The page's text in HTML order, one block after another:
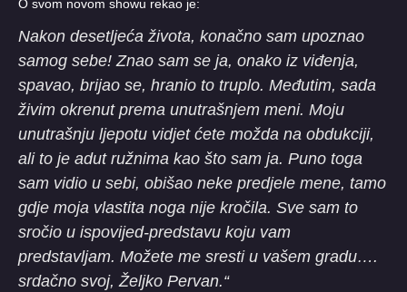
O svom novom showu rekao je:
Nakon desetljeća života, konačno sam upoznao
samog sebe! Znao sam se ja, onako iz viđenja,
spavao, brijao se, hranio to truplo. Međutim, sada
živim okrenut prema unutrašnjem meni. Moju
unutrašnju ljepotu vidjet ćete možda na obdukciji,
ali to je adut ružnima kao što sam ja. Puno toga
sam vidio u sebi, obišao neke predjele mene, tamo
gdje moja vlastita noga nije kročila. Sve sam to
sročio u ispovijed-predstavu koju vam
predstavljam. Možete me sresti u vašem gradu….
srdačno svoj, Željko Pervan.“